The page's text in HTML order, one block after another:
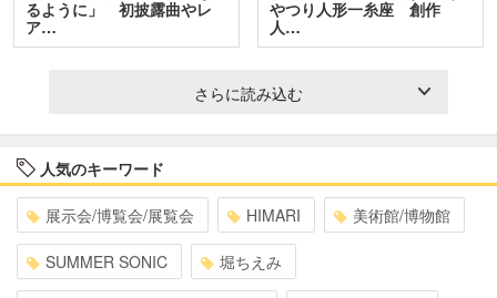
るように」 初披露曲やレ
ア…
やつり人形一糸座 創作
人…
さらに読み込む
人気のキーワード
展示会/博覧会/展覧会 HIMARI 美術館/博物館
SUMMER SONIC 堀ちえみ